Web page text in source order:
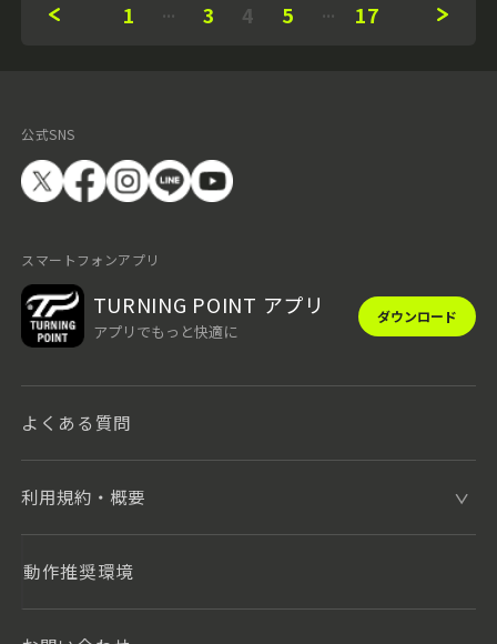
1 3 4 5 17
公式SNS
スマートフォンアプリ
TURNING POINT アプリ
アプリでもっと快適に
ダウンロード
よくある質問
利用規約・概要
動作推奨環境